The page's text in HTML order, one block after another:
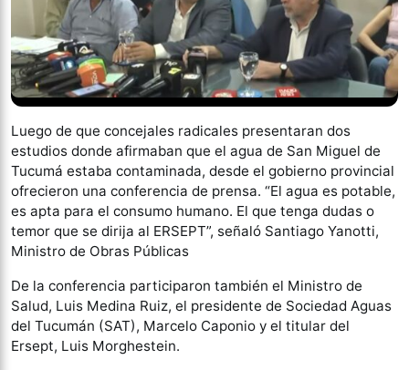
Luego de que concejales radicales presentaran dos
estudios donde afirmaban que el agua de San Miguel de
Tucumá estaba contaminada, desde el gobierno provincial
ofrecieron una conferencia de prensa. “El agua es potable,
es apta para el consumo humano. El que tenga dudas o
temor que se dirija al ERSEPT”, señaló Santiago Yanotti,
Ministro de Obras Públicas
De la conferencia participaron también el Ministro de
Salud, Luis Medina Ruiz, el presidente de Sociedad Aguas
del Tucumán (SAT), Marcelo Caponio y el titular del
Ersept, Luis Morghestein.